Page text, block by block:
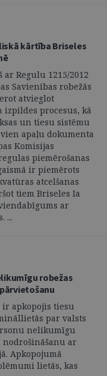
kārtība Briseles
Regulu 1215/2012
Savienības robežās
atvieglot
procesus, kā
un tiesu sistēmu
apaļu dokumenta
Komisijas
piemērošanas
ir piemērots
atcelšanas
tiem Briseles Ia
ar
...
robežas
apkopojis tiesu
par valsts
nelikumīgu
ar
Apkopojumā
lietās, kas